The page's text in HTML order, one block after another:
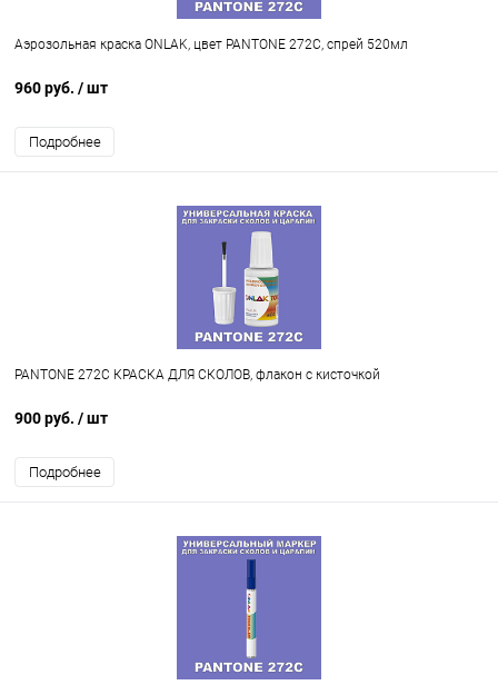
Аэрозольная краска ONLAK, цвет PANTONE 272C, спрей 520мл
960 руб. / шт
Подробнее
PANTONE 272C КРАСКА ДЛЯ СКОЛОВ, флакон с кисточкой
900 руб. / шт
Подробнее